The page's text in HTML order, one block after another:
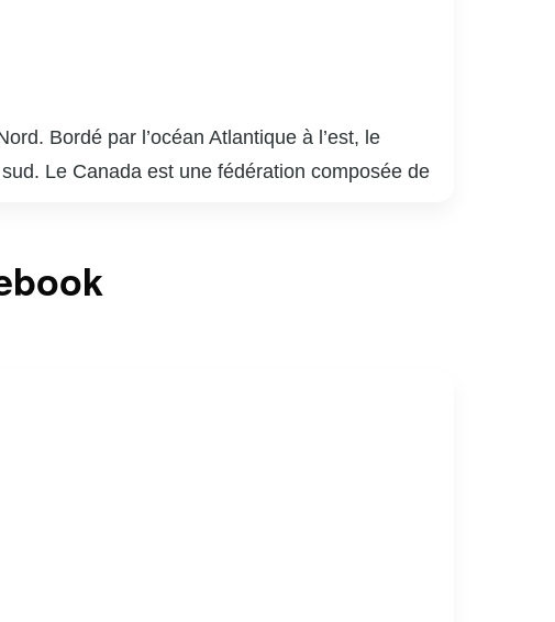
Bordé par l’océan Atlantique à l’est, le
Le Canada est une fédération composée de
impressionnante. Économiquement, le